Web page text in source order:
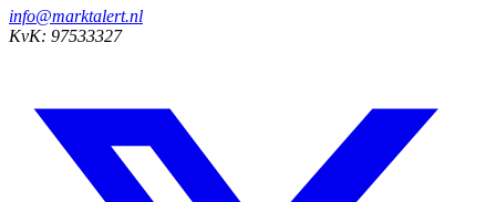
info@marktalert.nl
KvK: 97533327